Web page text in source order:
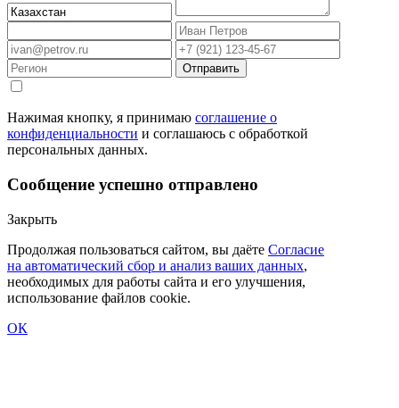
Отправить
Нажимая кнопку, я принимаю соглашение о
конфиденциальности и соглашаюсь с обработкой
персональных данных.
Сообщение успешно отправлено
Закрыть
Продолжая пользоваться сайтом, вы даёте Согласие
на автоматический сбор и анализ ваших данных,
необходимых для работы сайта и его улучшения,
использование файлов cookie.
ОК